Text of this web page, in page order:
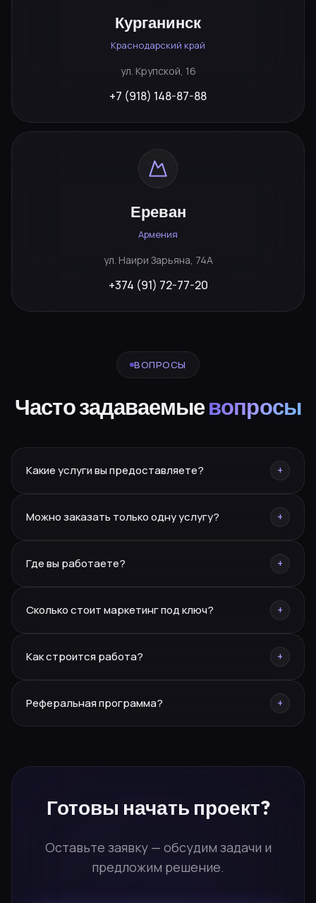
Курганинск
Краснодарский край
ул. Крупской, 16
+7 (918) 148-87-88
Ереван
Армения
ул. Наири Зарьяна, 74А
+374 (91) 72-77-20
ВОПРОСЫ
Часто задаваемыевопросы
Какие услуги вы предоставляете? +
дизайн, полиграфия, фото/видео, маркетплейсы,
Можно заказать только одну услугу? +
ключ.
Где вы работаете? +
и СНГ.
Сколько стоит маркетинг под ключ? +
подготовим персональное предложение.
Как строится работа? +
Персональный менеджер ведёт проект от начала до
Реферальная программа? +
подробности.
Готовы начать проект?
Оставьте заявку — обсудим задачи и
предложим решение.